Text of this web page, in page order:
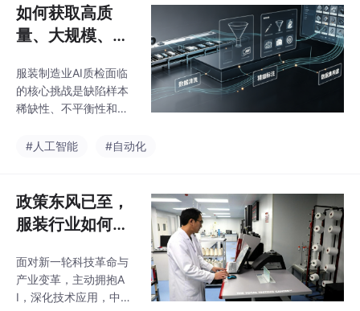
及中英文混排场景。与
Rapid-OCR（轻量高
速）和PaddleOCR（功
CR在精度与速度的平衡
上表现突出，但存在定
制化成本较高、模型体
适用场景包括服装质
面识别有高要求的业务
如何获取高质
量、大规模、多
据？
服装制造业AI质检面临
的核心挑战是缺陷样本
稀缺性、不平衡性和多
强方法（几何/像素变
AI技术（如GAN、扩散
模型）可合成全新缺陷
样本，突破数据瓶颈。
方案：小样本启动→传
统增强→生成式补充→
闭环迭代优化，同时严
#人工智能 #自动化
政策东风已至，
服装行业如何抓
的‘黄金窗口‘？
面对新一轮科技革命与
产业变革，主动拥抱A
I，深化技术应用，中国